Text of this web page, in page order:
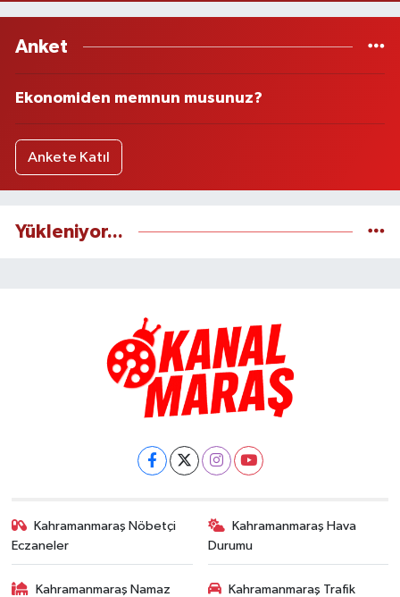
Anket
Ekonomiden memnun musunuz?
Ankete Katıl
Yükleniyor...
Kahramanmaraş Nöbetçi
Eczaneler
Kahramanmaraş Hava
Durumu
Kahramanmaraş Namaz
Kahramanmaraş Trafik